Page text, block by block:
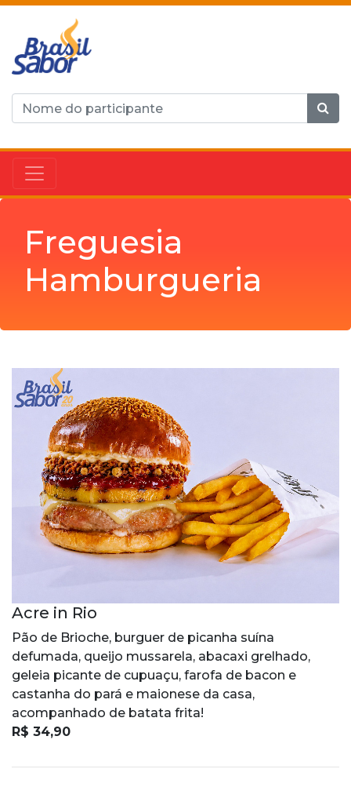
Freguesia
Hamburgueria
Acre in Rio
Pão de Brioche, burguer de picanha suína
defumada, queijo mussarela, abacaxi grelhado,
geleia picante de cupuaçu, farofa de bacon e
castanha do pará e maionese da casa,
acompanhado de batata frita!
R$ 34,90